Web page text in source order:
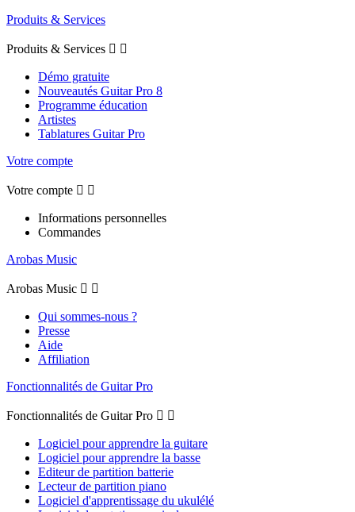
Produits & Services
Produits & Services  
Démo gratuite
Nouveautés Guitar Pro 8
Programme éducation
Artistes
Tablatures Guitar Pro
Votre compte
Votre compte  
Informations personnelles
Commandes
Arobas Music
Arobas Music  
Qui sommes-nous ?
Presse
Aide
Affiliation
Fonctionnalités de Guitar Pro
Fonctionnalités de Guitar Pro  
Logiciel pour apprendre la guitare
Logiciel pour apprendre la basse
Editeur de partition batterie
Lecteur de partition piano
Logiciel d'apprentissage du ukulélé